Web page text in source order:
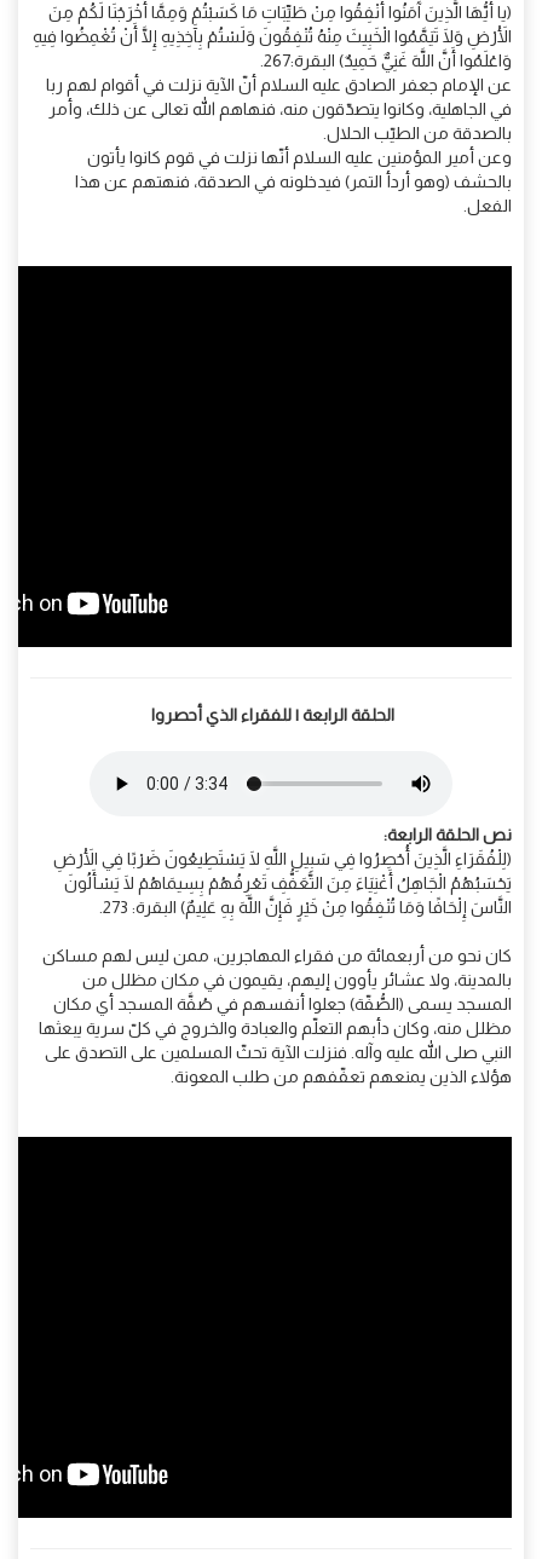
(يا أَيُّهَا الَّذِينَ آَمَنُوا أَنْفِقُوا مِنْ طَيِّبَاتِ مَا كَسَبْتُمْ وَمِمَّا أَخْرَجْنَا لَكُمْ مِنَ
الْأَرْضِ وَلَا تَيَمَّمُوا الْخَبِيثَ مِنْهُ تُنْفِقُونَ وَلَسْتُمْ بِآَخِذِيهِ إِلَّا أَنْ تُغْمِضُوا فِيهِ
وَاعْلَمُوا أَنَّ اللَّهَ غَنِيٌّ حَمِيدٌ) البقرة:267.
عن الإمام جعفر الصادق عليه السلام أنّ الآية نزلت في أقوام لهم ربا
في الجاهلية، وكانوا يتصدّقون منه، فنهاهم الله تعالى عن ذلك، وأمر
بالصدقة من الطيّب الحلال.
وعن أمير المؤمنين عليه السلام أنّها نزلت في قوم كانوا يأتون
بالحشف (وهو أردأ التمر) فيدخلونه في الصدقة، فنهتهم عن هذا
الفعل.
الحلقة الرابعة | للفقراء الذي أحصروا
نص الحلقة الرابعة:
(لِلْفُقَرَاءِ الَّذِينَ أُحْصِرُوا فِي سَبِيلِ اللَّهِ لَا يَسْتَطِيعُونَ ضَرْبًا فِي الْأَرْضِ
يَحْسَبُهُمُ الْجَاهِلُ أَغْنِيَاءَ مِنَ التَّعَفُّفِ تَعْرِفُهُمْ بِسِيمَاهُمْ لَا يَسْأَلُونَ
النَّاسَ إِلْحَافًا وَمَا تُنْفِقُوا مِنْ خَيْرٍ فَإِنَّ اللَّهَ بِهِ عَلِيمٌ) البقرة: 273.
كان نحو من أربعمائة من فقراء المهاجرين، ممن ليس لهم مساكن
بالمدينة، ولا عشائر يأوون إليهم، يقيمون في مكان مظلل من
المسجد يسمى (الصُّفّة) جعلوا أنفسهم في صُفَّة المسجد أي مكان
مظلل منه، وكان دأبهم التعلّم والعبادة والخروج في كلّ سرية يبعثها
النبي صلى الله عليه وآله. فنزلت الآية تحثّ المسلمين على التصدق على
هؤلاء الذين يمنعهم تعفّفهم من طلب المعونة.